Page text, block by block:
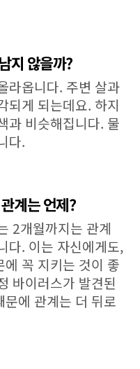
지 않을까?
라옵니다. 주변 살과
되게 되는데요. 하지
과 비슷해집니다. 물
다.
계는 언제?
2개월까지는 관계
다. 이는 자신에게도,
꼭 지키는 것이 좋
바이러스가 발견된
에 관계는 더 뒤로